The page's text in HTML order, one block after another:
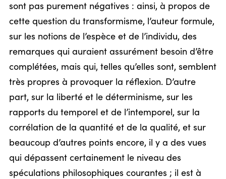
sont pas purement négatives : ainsi, à propos de
cette question du transformisme, l’auteur formule,
sur les notions de l’espèce et de l’individu, des
remarques qui auraient assurément besoin d’être
complétées, mais qui, telles qu’elles sont, semblent
très propres à provoquer la réflexion. D’autre
part, sur la liberté et le déterminisme, sur les
rapports du temporel et de l’intemporel, sur la
corrélation de la quantité et de la qualité, et sur
beaucoup d’autres points encore, il y a des vues
qui dépassent certainement le niveau des
spéculations philosophiques courantes ; il est à